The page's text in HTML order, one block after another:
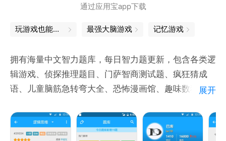
2、详细的成语注释，出处说明。
3、有趣的成语玩法，部分有重合的成语组合在一起，
4、题库由简单到复杂，锻炼脑力，丰富知识。
5、不只是成语，还有是十万首古诗词让您学习，更有
诗词猜猜猜和诗词接句让您强化练习。
通过应用宝app下载
玩游戏也能学到知识，轻松掌握知识点 最强大脑游戏 记忆游戏
拥有海量中文智力题库，每日智力题更新，包含各类逻
辑游戏、侦探推理题目、门萨智商测试题、疯狂猜成
语、儿童脑筋急转弯大全、恐怖漫画馆、趣味数独世
游戏训练你的思维，让你越玩越聪明！
展开